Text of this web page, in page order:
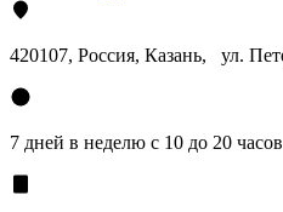
420107, Россия, Казань, ул.
7 дней в неделю с 10 до 20 часов